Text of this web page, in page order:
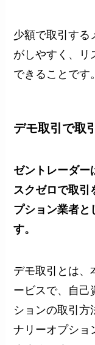
少額で取引する
がしやすく、リ
できることです。
デモ取引で取
ゼントレーダー
スクゼロで取引
プション業者と
す。
デモ取引とは、
ービスで、自己
ションの取引方
ナリーオプショ